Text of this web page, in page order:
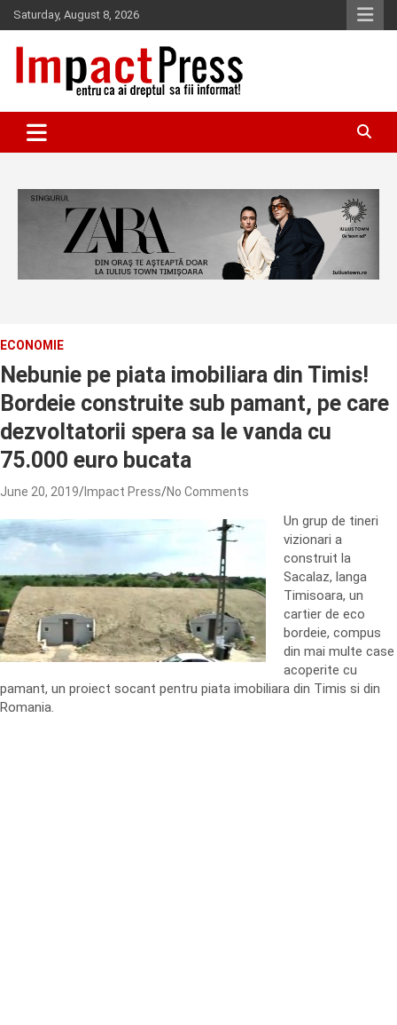
Skip
to
content
Saturday, August 8, 2026
IMPACTPRESS
ECONOMIE
Nebunie pe piata imobiliara din Timis!
Bordeie construite sub pamant, pe care
dezvoltatorii spera sa le vanda cu
75.000 euro bucata
June 20, 2019 Impact Press No Comments
Un grup de tineri
vizionari a
construit la
Sacalaz, langa
Timisoara, un
cartier de eco
bordeie, compus
din mai multe case
acoperite cu
pamant, un proiect socant pentru piata imobiliara din Timis si din
Romania.